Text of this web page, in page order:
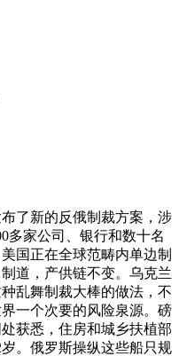
了新的反俄制裁方案，涉
多家公司、银行和数十名
国正在全球范畴内单边制
道，产供链不变。乌克兰
乱舞制裁大棒的做法，不
一个次要的风险泉源。磅
获悉，住房和城乡扶植部
。俄罗斯操纵这些船只规